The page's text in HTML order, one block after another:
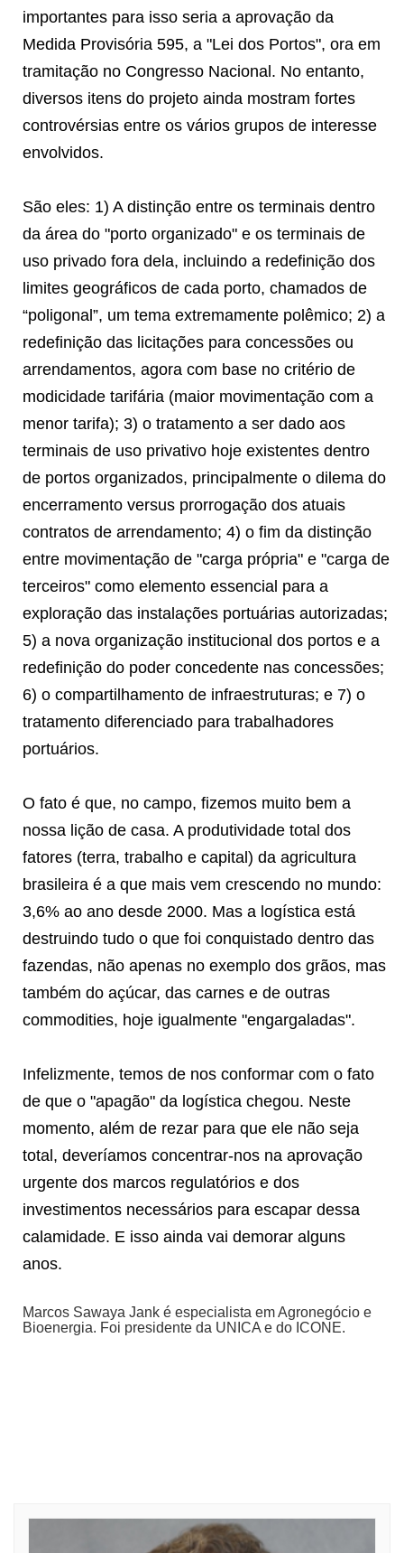
importantes para isso seria a aprovação da
Medida Provisória 595, a "Lei dos Portos", ora em
tramitação no Congresso Nacional. No entanto,
diversos itens do projeto ainda mostram fortes
controvérsias entre os vários grupos de interesse
envolvidos.
São eles: 1) A distinção entre os terminais dentro
da área do "porto organizado" e os terminais de
uso privado fora dela, incluindo a redefinição dos
limites geográficos de cada porto, chamados de
“poligonal”, um tema extremamente polêmico; 2) a
redefinição das licitações para concessões ou
arrendamentos, agora com base no critério de
modicidade tarifária (maior movimentação com a
menor tarifa); 3) o tratamento a ser dado aos
terminais de uso privativo hoje existentes dentro
de portos organizados, principalmente o dilema do
encerramento versus prorrogação dos atuais
contratos de arrendamento; 4) o fim da distinção
entre movimentação de "carga própria" e "carga de
terceiros" como elemento essencial para a
exploração das instalações portuárias autorizadas;
5) a nova organização institucional dos portos e a
redefinição do poder concedente nas concessões;
6) o compartilhamento de infraestruturas; e 7) o
tratamento diferenciado para trabalhadores
portuários.
O fato é que, no campo, fizemos muito bem a
nossa lição de casa. A produtividade total dos
fatores (terra, trabalho e capital) da agricultura
brasileira é a que mais vem crescendo no mundo:
3,6% ao ano desde 2000. Mas a logística está
destruindo tudo o que foi conquistado dentro das
fazendas, não apenas no exemplo dos grãos, mas
também do açúcar, das carnes e de outras
commodities, hoje igualmente "engargaladas".
Infelizmente, temos de nos conformar com o fato
de que o "apagão" da logística chegou. Neste
momento, além de rezar para que ele não seja
total, deveríamos concentrar-nos na aprovação
urgente dos marcos regulatórios e dos
investimentos necessários para escapar dessa
calamidade. E isso ainda vai demorar alguns
anos.
Marcos Sawaya Jank é especialista em Agronegócio e
Bioenergia. Foi presidente da UNICA e do ICONE.